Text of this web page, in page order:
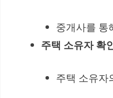
중개사를 통
주택 소유자 확
주택 소유자